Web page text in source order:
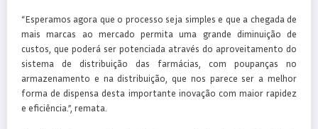
“Esperamos agora que o processo seja simples e que a chegada de
mais marcas ao mercado permita uma grande diminuição de
custos, que poderá ser potenciada através do aproveitamento do
sistema de distribuição das farmácias, com poupanças no
armazenamento e na distribuição, que nos parece ser a melhor
forma de dispensa desta importante inovação com maior rapidez
e eficiência.”, remata.